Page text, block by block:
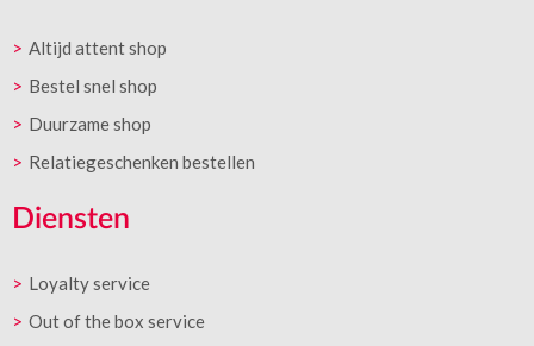
Altijd attent shop
Bestel snel shop
Duurzame shop
Relatiegeschenken bestellen
Diensten
Loyalty service
Out of the box service